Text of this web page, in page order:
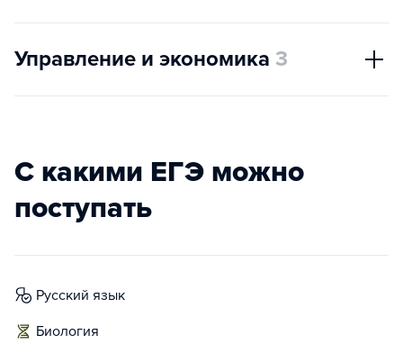
Управление и экономика 3
С какими ЕГЭ можно
поступать
русский язык
биология